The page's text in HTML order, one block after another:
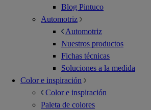
Blog Pintuco
Automotriz
Automotriz
Nuestros productos
Fichas técnicas
Soluciones a la medida
Color e inspiración
Color e inspiración
Paleta de colores